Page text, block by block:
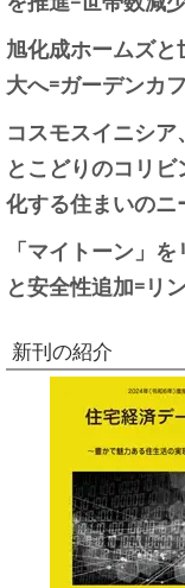
旭化成ホームズ
大へ=ガーデンカ
コスモスイニシ
とこどりのコリ
化する住まいの
「マイトーン」
と安全性追加=リ
新刊の紹介